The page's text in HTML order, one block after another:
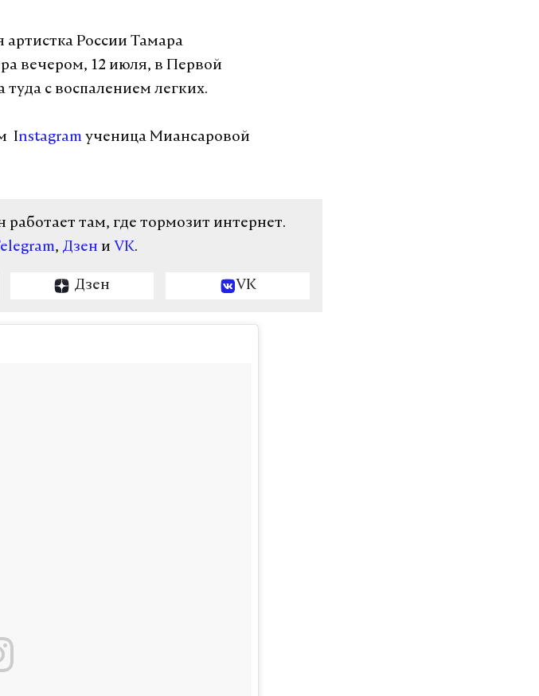
России Тамара
вечером, 12 июля, в Первой
туда с воспалением легких.
Instagram ученица Миансаровой
работает там, где тормозит интернет.
, Дзен и VK.
Дзен VK